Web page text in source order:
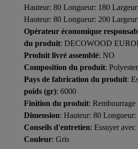
Hauteur: 80 Longueur: 180
Hauteur: 80 Longueur: 200
Opérateur économique
du produit: DECOWOOD
Produit livré assemblé: NO
Composition du produit: Polyester
Pays de fabrication du produit:
poids (gr): 6000
Finition du produit: Rembourrage
Dimension: Hauteur: 80
Conseils d'entretien: Essuyer
Couleur: Gris